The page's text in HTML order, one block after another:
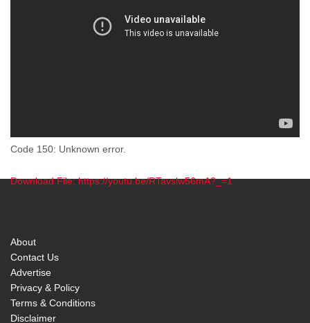
Code 150: Unknown error.
Download File: https://youtu.be/RTavslw56mA?_=1
About
Contact Us
Advertise
Privacy & Policy
Terms & Conditions
Disclaimer